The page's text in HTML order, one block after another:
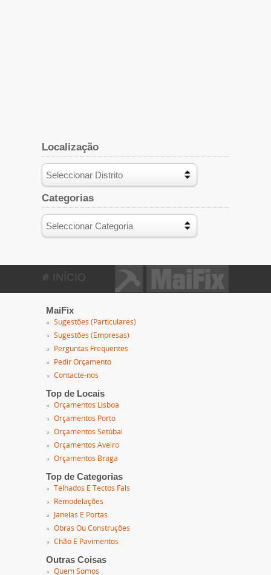
Localização
Categorias
INÍCIO
MaiFix
Sugestões (Particulares)
Sugestões (Empresas)
Perguntas Frequentes
Pedir Orçamento
Contacte-nos
Top de Locais
Orçamentos Lisboa
Orçamentos Porto
Orçamentos Setúbal
Orçamentos Aveiro
Orçamentos Braga
Top de Categorias
Telhados E Tectos Fals
Remodelações
Janelas E Portas
Obras Ou Construções
Chão E Pavimentos
Outras Coisas
Quem Somos